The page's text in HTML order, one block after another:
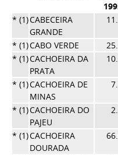
* (1)CABECEIRA
GRANDE
* (1)CABO VERDE
* (1)CACHOEIRA DA
PRATA
* (1)CACHOEIRA DE
MINAS
* (1)CACHOEIRA DO
PAJEU
* (1)CACHOEIRA
DOURADA